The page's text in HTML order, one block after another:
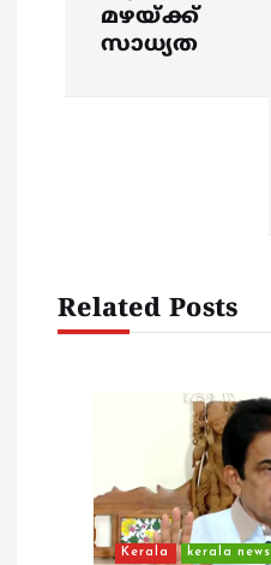
t
മഴയ്ക്ക്
സാധ്യത
Related Posts
Kerala kerala news